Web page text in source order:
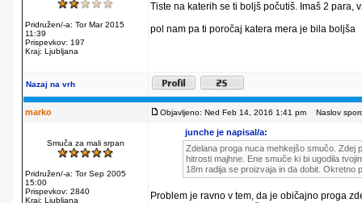
Pridružen/-a: Tor Mar 2015
11:39
Prispevkov: 197
Kraj: Ljubljana
Tiste na katerih se ti boljš počutiš. Imaš 2 para,
pol nam pa ti poročaj katera mera je bila boljša
Nazaj na vrh
marko Objavljeno: Ned Feb 14, 2016 1:41 pm Naslov
Smuča za mali srpan
Pridružen/-a: Tor Sep 2005
15:00
Prispevkov: 2840
Kraj: Ljubljana
junche je napisal/a:
Zdelana proga nuca mehkejšo smučo. Zdej
hitrosti majhne. Ene smuče ki bi ugodila
18m radija se proizvaja in da dobit. Okretno
Problem je ravno v tem, da je običajno proga